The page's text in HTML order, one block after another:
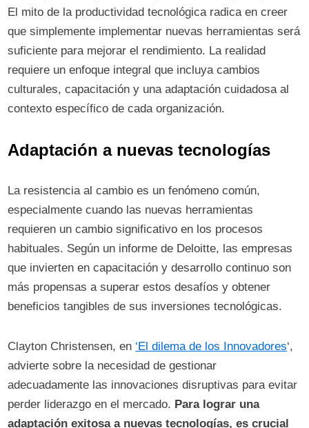
El mito de la productividad tecnológica radica en creer
que simplemente implementar nuevas herramientas será
suficiente para mejorar el rendimiento. La realidad
requiere un enfoque integral que incluya cambios
culturales, capacitación y una adaptación cuidadosa al
contexto específico de cada organización.
Adaptación a nuevas tecnologías
La resistencia al cambio es un fenómeno común,
especialmente cuando las nuevas herramientas
requieren un cambio significativo en los procesos
habituales. Según un informe de Deloitte, las empresas
que invierten en capacitación y desarrollo continuo son
más propensas a superar estos desafíos y obtener
beneficios tangibles de sus inversiones tecnológicas.
Clayton Christensen, en ‘El dilema de los Innovadores‘,
advierte sobre la necesidad de gestionar
adecuadamente las innovaciones disruptivas para evitar
perder liderazgo en el mercado. Para lograr una
adaptación exitosa a nuevas tecnologías, es crucial